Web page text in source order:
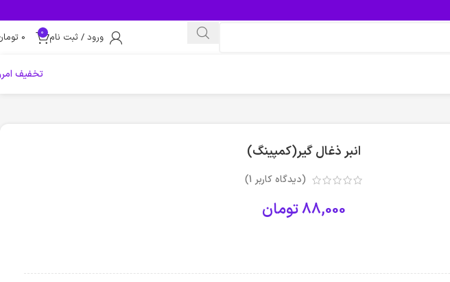
ورود / ثبت نام 0
0
تخفیف
انبر ذغال گیر(کمپینگ)
(دیدگاه کاربر 1
)
88,000تومان